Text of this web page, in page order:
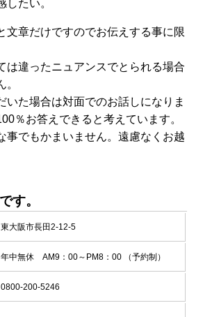
したい。
文章だけですのでお伝えする事に限
は違ったニュアンスでとられる場合
。
いた場合は対面でのお話しになりま
％お答えできると考えています。
事でもかまいません。遠慮なくお越
す。
東大阪市長田2-12-5
年中無休 AM9：00～PM8：00 （予約制）
0800-200-5246